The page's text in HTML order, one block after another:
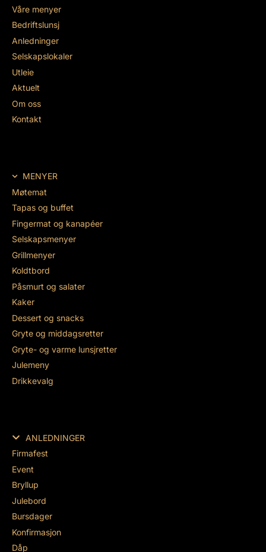
Våre menyer
Bedriftslunsj
Anledninger
Selskapslokaler
Utleie
Aktuelt
Om oss
Kontakt
MENYER
Møtemat
Tapas og buffet
Fingermat og kanapéer
Selskapsmenyer
Grillmenyer
Koldtbord
Påsmurt og salater
Kaker
Dessert og snacks
Gryte og middagsretter
Gryte- og varme lunsjretter
Julemeny
Drikkevalg
ANLEDNINGER
Firmafest
Event
Bryllup
Julebord
Bursdager
Konfirmasjon
Dåp